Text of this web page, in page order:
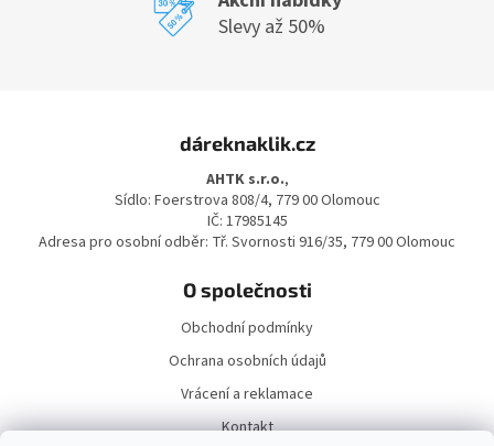
Slevy až 50%
dáreknaklik.cz
AHTK s.r.o.,
Sídlo: Foerstrova 808/4, 779 00 Olomouc
IČ: 17985145
Adresa pro osobní odběr: Tř. Svornosti 916/35, 779 00 Olomouc
O společnosti
Obchodní podmínky
Ochrana osobních údajů
Vrácení a reklamace
Kontakt